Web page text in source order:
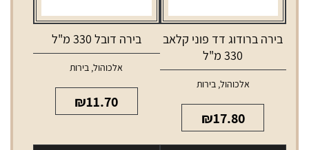
בירה ברודוג דד פוני קלאב
330 מ"ל
אלכוהול,בירות
₪17.80
בירה דובל 330 מ"ל
אלכוהול, בירות
₪11.70